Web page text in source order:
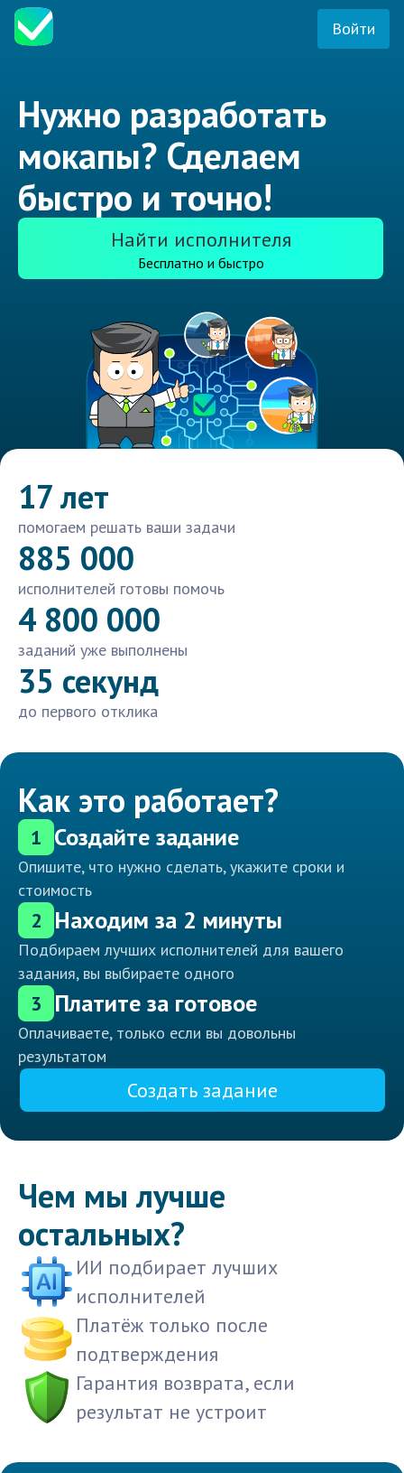
Войти
Нужно разработать
мокапы? Сделаем
быстро и точно!
Найти исполнителя
Бесплатно и быстро
17 лет
помогаем решать ваши задачи
885 000
исполнителей готовы помочь
4 800 000
заданий уже выполнены
35 секунд
до первого отклика
Как это работает?
1 Создайте задание
Опишите, что нужно сделать, укажите сроки и
стоимость
2 Находим за 2 минуты
Подбираем лучших исполнителей для вашего
задания, вы выбираете одного
3 Платите за готовое
Оплачиваете, только если вы довольны
результатом
Создать задание
Чем мы лучше
остальных?
ИИ подбирает лучших
исполнителей
Платёж только после
подтверждения
Гарантия возврата, если
результат не устроит